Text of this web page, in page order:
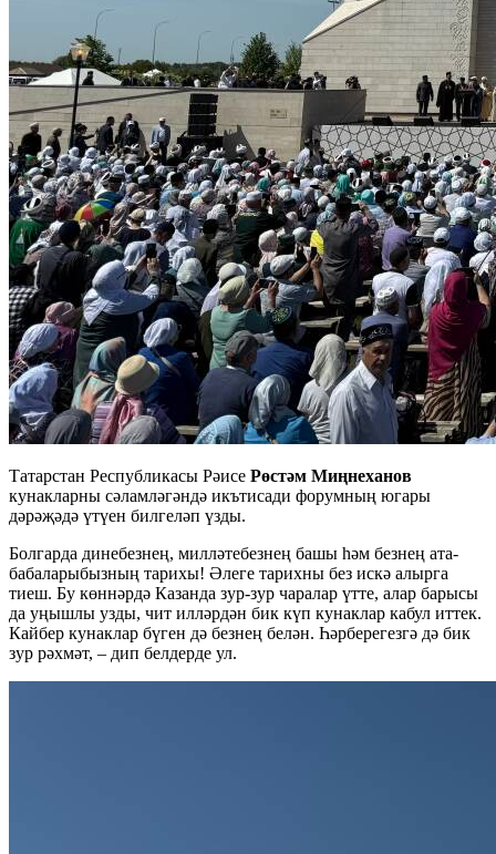
Татарстан Республикасы Рәисе Рөстәм Миңнеханов
кунакларны сәламләгәндә икътисади форумның югары
дәрәҗәдә үтүен билгеләп үзды.
Болгарда динебезнең, милләтебезнең башы һәм безнең ата-
бабаларыбызның тарихы! Әлеге тарихны без искә алырга
тиеш. Бу көннәрдә Казанда зур-зур чаралар үтте, алар барысы
да уңышлы узды, чит илләрдән бик күп кунаклар кабул иттек.
Кайбер кунаклар бүген дә безнең белән. Һәрберегезгә дә бик
зур рәхмәт, – дип белдерде ул.